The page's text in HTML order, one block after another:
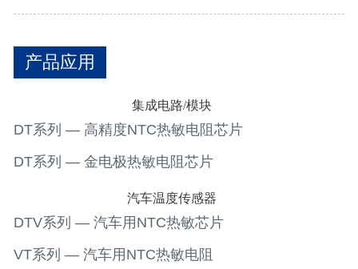
产品应用
集成电路/模块
DT系列 — 高精度NTC热敏电阻芯片
DT系列 — 金电极热敏电阻芯片
汽车温度传感器
DTV系列 — 汽车用NTC热敏芯片
VT系列 — 汽车用NTC热敏电阻